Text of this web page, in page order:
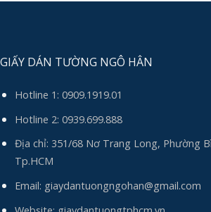
GIẤY DÁN TƯỜNG NGÔ HÂN
Hotline 1: 0909.1919.01
Hotline 2: 0939.699.888
Địa chỉ: 351/68 Nơ Trang Long, Phường
Tp.HCM
Email: giaydantuongngohan@gmail.com